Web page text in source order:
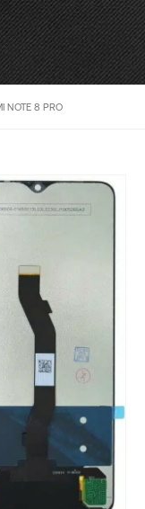
NOTE 8 PRO